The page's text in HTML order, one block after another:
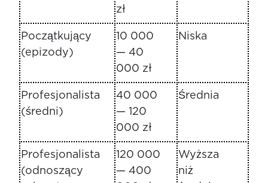
zł
Początkujący
(epizody)
10 000
— 40
000 zł
Niska
Profesjonalista
(średni)
40 000
— 120
000 zł
Średnia
Profesjonalista
(odnoszący
120 000
— 400
Wyższa
niż